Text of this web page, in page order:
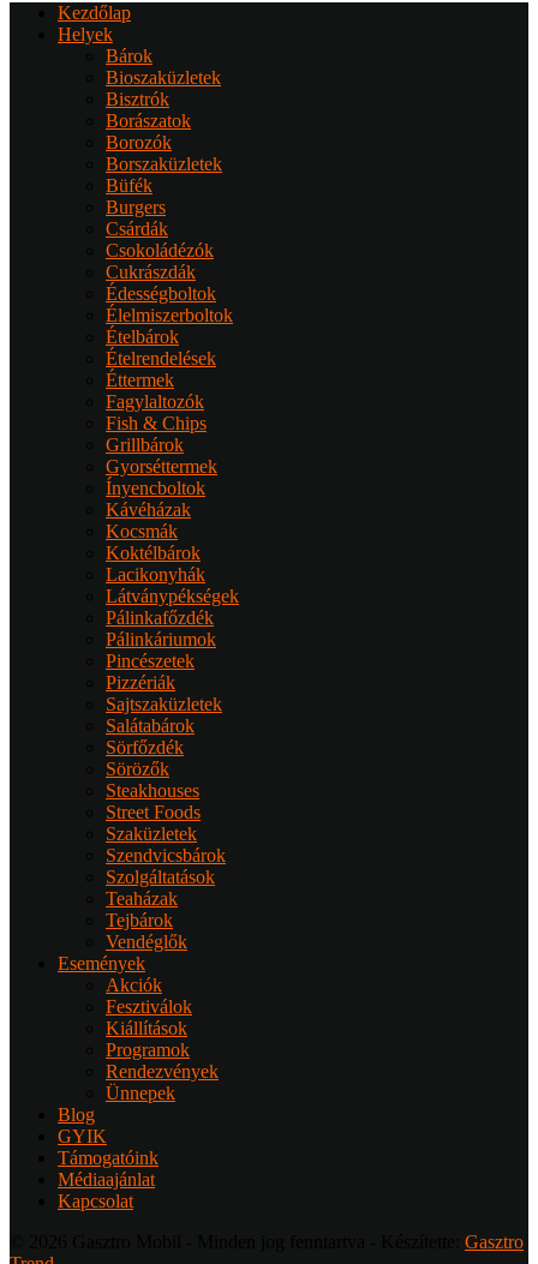
Kezdőlap
Helyek
Bárok
Bioszaküzletek
Bisztrók
Borászatok
Borozók
Borszaküzletek
Büfék
Burgers
Csárdák
Csokoládézók
Cukrászdák
Édességboltok
Élelmiszerboltok
Ételbárok
Ételrendelések
Éttermek
Fagylaltozók
Fish & Chips
Grillbárok
Gyorséttermek
Ínyencboltok
Kávéházak
Kocsmák
Koktélbárok
Lacikonyhák
Látványpékségek
Pálinkafőzdék
Pálinkáriumok
Pincészetek
Pizzériák
Sajtszaküzletek
Salátabárok
Sörfőzdék
Sörözők
Steakhouses
Street Foods
Szaküzletek
Szendvicsbárok
Szolgáltatások
Teaházak
Tejbárok
Vendéglők
Események
Akciók
Fesztiválok
Kiállítások
Programok
Rendezvények
Ünnepek
Blog
GYIK
Támogatóink
Médiaajánlat
Kapcsolat
Gasztro